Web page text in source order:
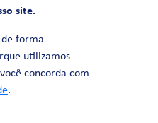
site.
de forma
utilizamos
concorda com
.